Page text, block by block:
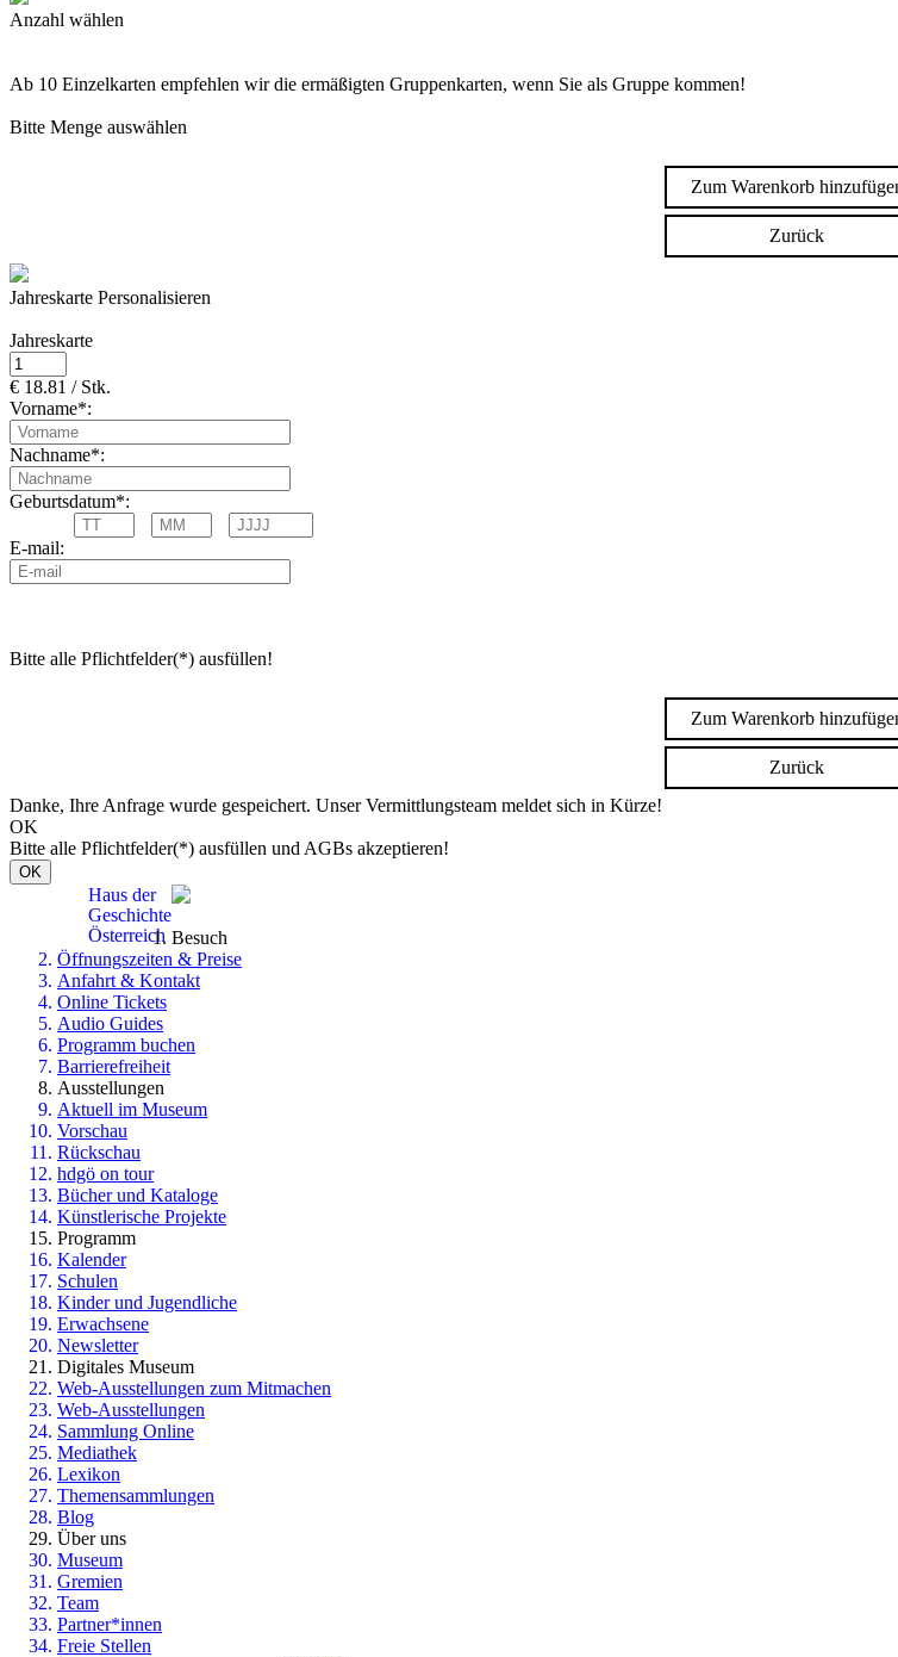
Anzahl wählen
Ab 10 Einzelkarten empfehlen wir die ermäßigten Gruppenkarten, wenn Sie als Gruppe kommen!
Bitte Menge auswählen
Zum Warenkorb
Zurück
Jahreskarte Personalisieren
Jahreskarte
€ 18.81 / Stk.
Vorname*:
Nachname*:
Geburtsdatum*:
E-mail:
Bitte alle Pflichtfelder(*) ausfüllen!
Zum Warenkorb
Zurück
Danke, Ihre Anfrage wurde gespeichert. Unser Vermittlungsteam meldet sich in Kürze!
OK
Bitte alle Pflichtfelder(*) ausfüllen und AGBs akzeptieren!
OK
Haus der
Geschichte
Österreich Besuch
Öffnungszeiten & Preise
Anfahrt & Kontakt
Online Tickets
Audio Guides
Programm buchen
Barrierefreiheit
Ausstellungen
Aktuell im Museum
Vorschau
Rückschau
hdgö on tour
Bücher und Kataloge
Künstlerische Projekte
Programm
Kalender
Schulen
Kinder und Jugendliche
Erwachsene
Newsletter
Digitales Museum
Web-Ausstellungen zum Mitmachen
Web-Ausstellungen
Sammlung Online
Mediathek
Lexikon
Themensammlungen
Blog
Über uns
Museum
Gremien
Team
Partner*innen
Freie Stellen